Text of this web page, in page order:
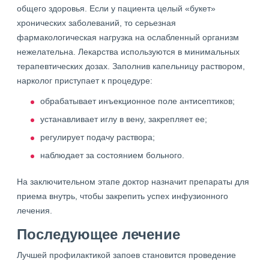
общего здоровья. Если у пациента целый «букет»
хронических заболеваний, то серьезная
фармакологическая нагрузка на ослабленный организм
нежелательна. Лекарства используются в минимальных
терапевтических дозах. Заполнив капельницу раствором,
нарколог приступает к процедуре:
обрабатывает инъекционное поле антисептиков;
устанавливает иглу в вену, закрепляет ее;
регулирует подачу раствора;
наблюдает за состоянием больного.
На заключительном этапе доктор назначит препараты для
приема внутрь, чтобы закрепить успех инфузионного
лечения.
Последующее лечение
Лучшей профилактикой запоев становится проведение